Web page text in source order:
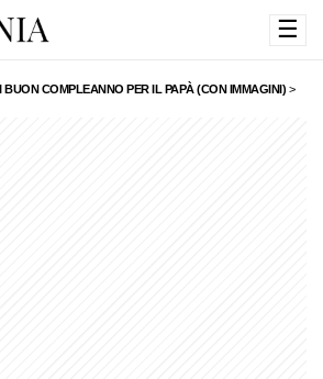
☰
BUON COMPLEANNO PER IL PAPÀ (CON IMMAGINI) >